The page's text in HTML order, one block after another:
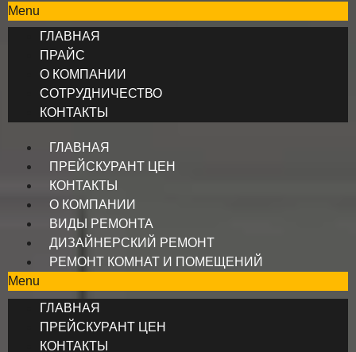
Menu
ГЛАВНАЯ
ПРАЙС
О КОМПАНИИ
СОТРУДНИЧЕСТВО
КОНТАКТЫ
ГЛАВНАЯ
ПРЕЙСКУРАНТ ЦЕН
КОНТАКТЫ
О КОМПАНИИ
ВИДЫ РЕМОНТА
ДИЗАЙНЕРСКИЙ РЕМОНТ
РЕМОНТ КОМНАТ И ПОМЕЩЕНИЙ
Menu
ГЛАВНАЯ
ПРЕЙСКУРАНТ ЦЕН
КОНТАКТЫ